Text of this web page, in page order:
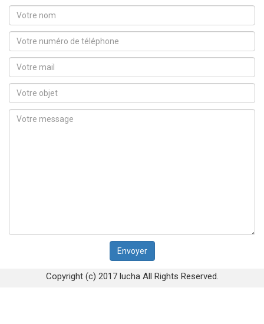
Copyright (c) 2017 lucha All Rights Reserved.